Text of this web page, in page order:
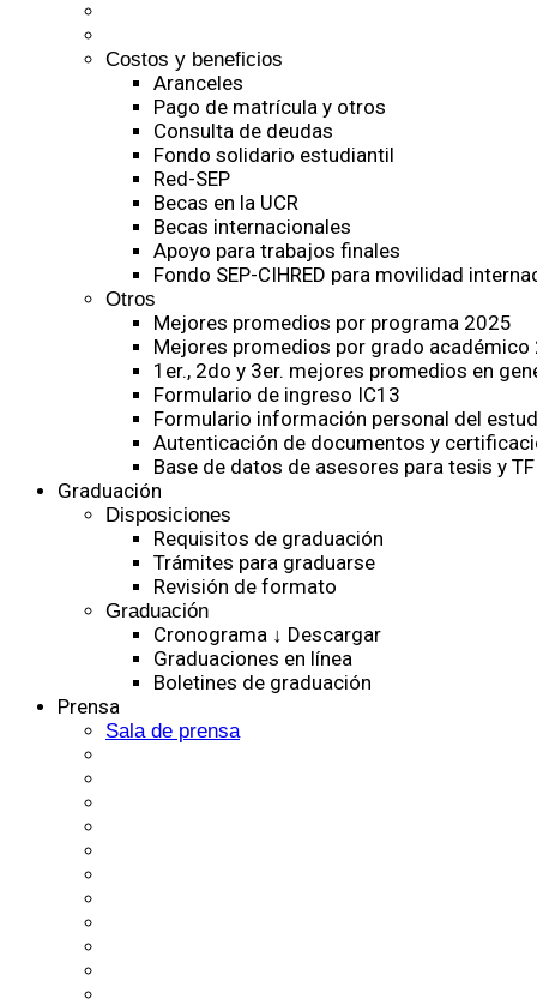
Costos y beneficios
Aranceles
Pago de matrícula y otros
Consulta de deudas
Fondo solidario estudiantil
Red-SEP
Becas en la UCR
Becas internacionales
Apoyo para trabajos finales
Fondo SEP-CIHRED para movilidad
Otros
Mejores promedios por programa 2025
Mejores promedios por grado académico
1er., 2do y 3er. mejores promedios en
Formulario de ingreso IC13
Formulario información personal del
Autenticación de documentos y
Base de datos de asesores para tesis y
Graduación
Disposiciones
Requisitos de graduación
Trámites para graduarse
Revisión de formato
Graduación
Cronograma ↓ Descargar
Graduaciones en línea
Boletines de graduación
Prensa
Sala de prensa